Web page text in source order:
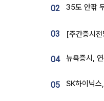
02
03
04
05